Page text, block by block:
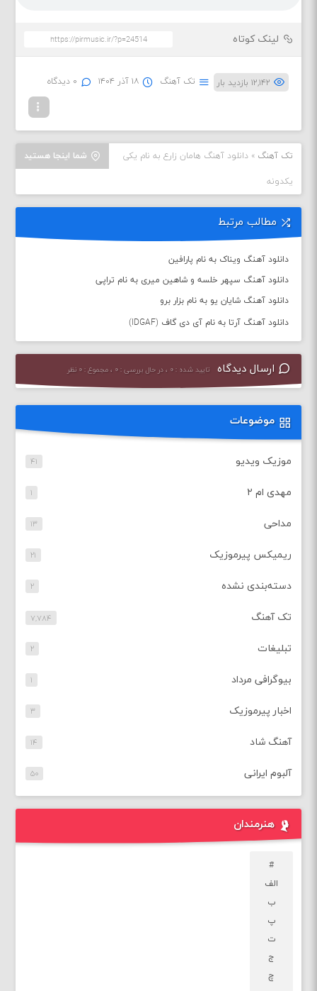
لینک کوتاه
۱۲,۱۴۲ بازدید بار تک آهنگ ۱۸ آذر ۱۴۰۴ ۰ دیدگاه
شما اینجا هستید تک آهنگ »دانلود آهنگ هامان زارع به نام یکی
یکدونه
مطالب مرتبط
دانلود آهنگ ویناک به نام پارافین
دانلود آهنگ سپهر خلسه و شاهین میری به نام تراپی
دانلود آهنگ شایان یو به نام بزار برو
دانلود آهنگ آرتا به نام آی دی گاف (IDGAF)
ارسال دیدگاه تایید شده : ۰ ، در حال بررسی : ۰ ، مجموع : ۰ نظر
موضوعات
موزیک ویدیو ۴۱
مهدی ام ۲ ۱
مداحی ۱۳
ریمیکس پیرموزیک ۲۱
دسته‌بندی نشده ۲
تک آهنگ ۷,۷۸۴
تبلیغات ۲
بیوگرافی مرداد ۱
اخبار پیرموزیک ۳
آهنگ شاد ۱۴
آلبوم ایرانی ۵۰
هنرمندان
#
الف
ب
پ
ت
ج
چ